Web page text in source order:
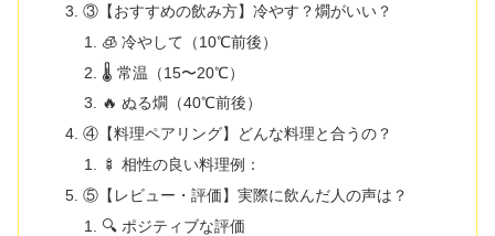
③【おすすめの飲み方】冷やす？燗がいい？
🧊 冷やして（10℃前後）
🌡 常温（15〜20℃）
🔥 ぬる燗（40℃前後）
④【料理ペアリング】どんな料理と合うの？
🍢 相性の良い料理例：
⑤【レビュー・評価】実際に飲んだ人の声は？
🔍 ポジティブな評価